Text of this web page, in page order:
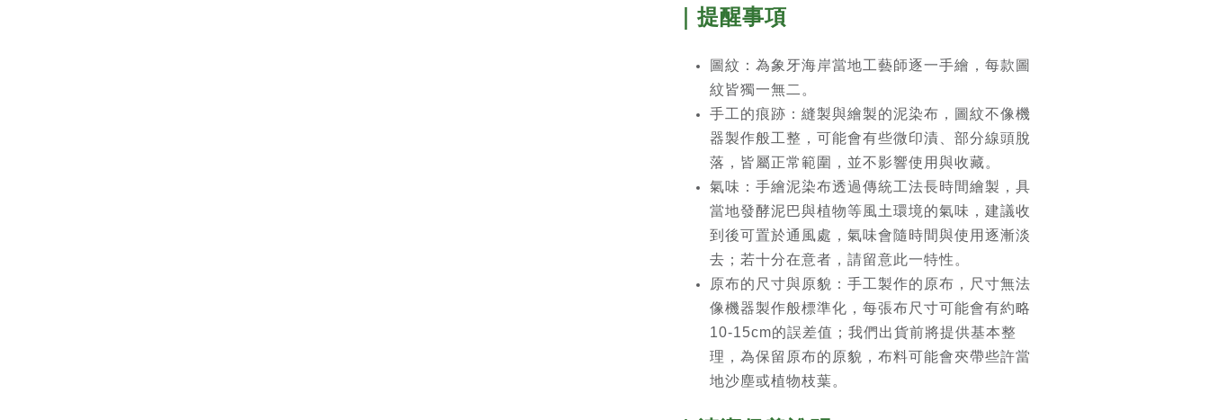
｜提醒事項
圖紋：為象牙海岸當地工藝師逐一手繪，每款圖
紋皆獨一無二。
手工的痕跡：縫製與繪製的泥染布，圖紋不像機
器製作般工整，可能會有些微印漬、部分線頭脫
落，皆屬正常範圍，並不影響使用與收藏。
氣味：手繪泥染布透過傳統工法長時間繪製，具
當地發酵泥巴與植物等風土環境的氣味，建議收
到後可置於通風處，氣味會隨時間與使用逐漸淡
去；若十分在意者，請留意此一特性。
原布的尺寸與原貌：手工製作的原布，尺寸無法
像機器製作般標準化，每張布尺寸可能會有約略
10-15cm的誤差值；我們出貨前將提供基本整
理，為保留原布的原貌，布料可能會夾帶些許當
地沙塵或植物枝葉。